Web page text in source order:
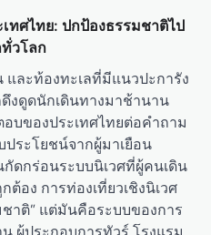
เทศไทย: ปกป้องธรรมชาติไป
วโลก
ละท้องทะเลที่มีแนวปะการัง
งดูดนักเดินทางมาช้านาน
อบของประเทศไทยต่อคำถาม
ประโยชน์จากผู้มาเยือน
ดกร่อนระบบนิเวศที่ผู้คนเดิน
อง การท่องเที่ยวเชิงนิเวศ
าติ” แต่มันคือระบบของการ